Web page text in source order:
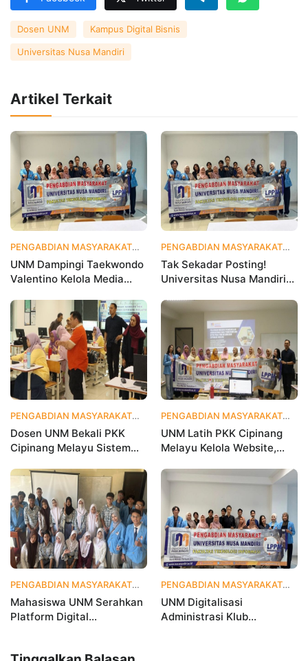
Dosen UNM Kampus Digital Bisnis
Universitas Nusa Mandiri
Artikel Terkait
PENGABDIAN MASYARAKAT 4 hari yang lalu
UNM Dampingi Taekwondo
Valentino Kelola Media
Branding Digital
PENGABDIAN MASYARAKAT
Tak Sekadar Posting!
Universitas Nusa Mandiri
agar Instagram Klub
Olahraga Makin Viral
PENGABDIAN MASYARAKAT 1 bulan yang lalu
Dosen UNM Bekali PKK
Cipinang Melayu Sistem
Dorong Pemberdayaan
Berbasis Data
PENGABDIAN MASYARAKAT
UNM Latih PKK Cipinang
Melayu Kelola Website,
Digital Masyarakat
PENGABDIAN MASYARAKAT 1 bulan yang lalu
Mahasiswa UNM Serahkan
Platform Digital
PENGABDIAN MASYARAKAT
UNM Digitalisasi
Administrasi Klub